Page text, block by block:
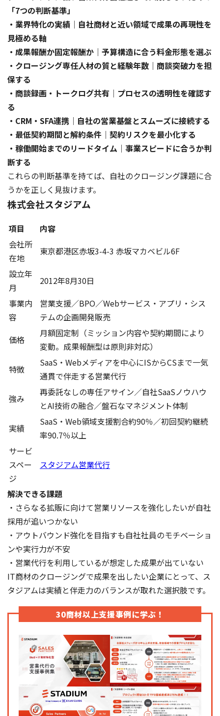
「7つの判断基準」
・業界特化の実績｜自社商材と近い領域で成果の再現性を
見極める軸
・成果報酬か固定報酬か｜予算構造に合う料金形態を選ぶ
・クロージング専任人材の質と経験年数｜商談突破力を担
保する
・商談録画・トークログ共有｜プロセスの透明性を確認す
る
・CRM・SFA連携｜自社の営業基盤とスムーズに接続する
・最低契約期間と解約条件｜契約リスクを最小化する
・稼働開始までのリードタイム｜事業スピードに合うか判
断する
これらの判断基準を持てば、自社のクロージング課題に合
うかを正しく見抜けます。
株式会社スタジアム
項目
内容
会社所
在地
東京都港区赤坂3-4-3 赤坂マカベビル6F
設立年
月
2012年8月30日
事業内
容
営業支援／BPO／Webサービス・アプリ・シス
テムの企画開発販売
価格
月額固定制（ミッション内容や契約期間により
変動。成果報酬型は原則非対応）
特徴
SaaS・Webメディアを中心にISからCSまで一気
通貫で伴走する営業代行
強み
再委託なしの専任アサイン／自社SaaSノウハウ
とAI技術の融合／盤石なマネジメント体制
実績
SaaS・Web領域支援割合約90％／初回契約継続
率90.7％以上
サービ
スペー
ジ
スタジアム営業代行
解決できる課題
・さらなる拡販に向けて営業リソースを強化したいが自社
採用が追いつかない
・アウトバウンド強化を目指すも自社社員のモチベーショ
ンや実行力が不安
・営業代行を利用しているが想定した成果が出ていない
IT商材のクロージングで成果を出したい企業にとって、ス
タジアムは実績と伴走力のバランスが取れた選択肢です。
30商材以上支援事例に学ぶ！